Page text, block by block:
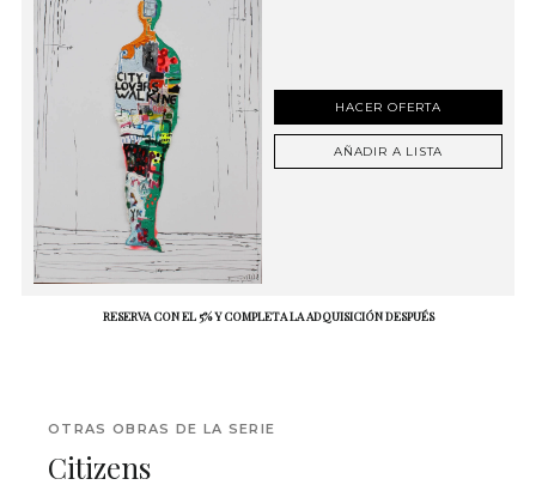
HACER OFERTA
AÑADIR A LISTA
RESERVA CON EL 5% Y COMPLETA LA ADQUISICIÓN DESPUÉS
OTRAS OBRAS DE LA SERIE
Citizens